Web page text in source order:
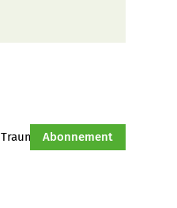
Traumtraktor Hof-Management
Abonnement